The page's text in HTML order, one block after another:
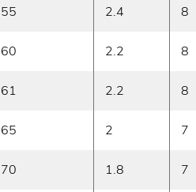
55 2.4 8
60 2.2 8
61 2.2 8
65 2 7
70 1.8 7